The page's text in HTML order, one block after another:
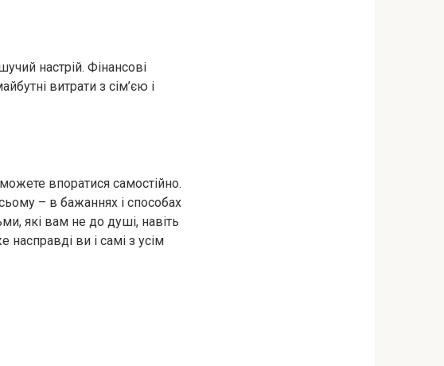
настрій. Фінансові
витрати з сім’єю і
впоратися самостійно.
– в бажаннях і способах
які вам не до душі, навіть
ви і самі з усім